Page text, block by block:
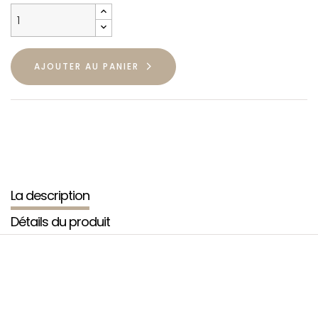
AJOUTER AU PANIER
La description
Détails du produit